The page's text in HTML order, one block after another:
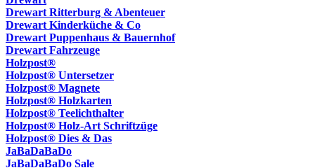
Drewart Ritterburg & Abenteuer
Drewart Kinderküche & Co
Drewart Puppenhaus & Bauernhof
Drewart Fahrzeuge
Holzpost®
Holzpost® Untersetzer
Holzpost® Magnete
Holzpost® Holzkarten
Holzpost® Teelichthalter
Holzpost® Holz-Art Schriftzüge
Holzpost® Dies & Das
JaBaDaBaDo
JaBaDaBaDo Sale